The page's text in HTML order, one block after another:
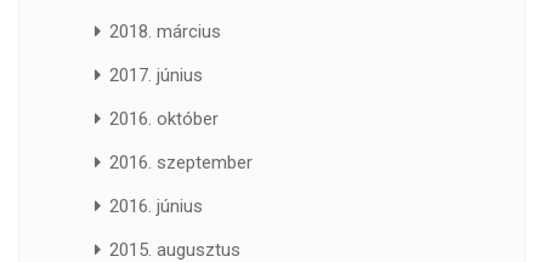
2018. március
2017. június
2016. október
2016. szeptember
2016. június
2015. augusztus